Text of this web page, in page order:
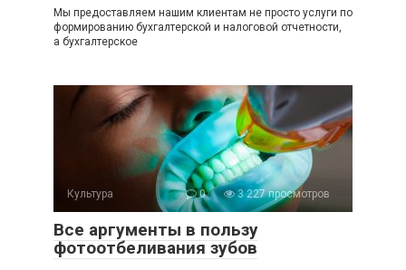
Мы предоставляем нашим клиентам не просто услуги по
формированию бухгалтерской и налоговой отчетности,
а бухгалтерское
Культура 0 3 227 просмотров
Все аргументы в пользу
фотоотбеливания зубов